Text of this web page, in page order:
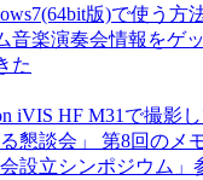
版)で使う方
音楽演奏会情報をゲ
た
iVIS HF M31で撮影
懇談会」 第8回のメ
設立シンポジウム」